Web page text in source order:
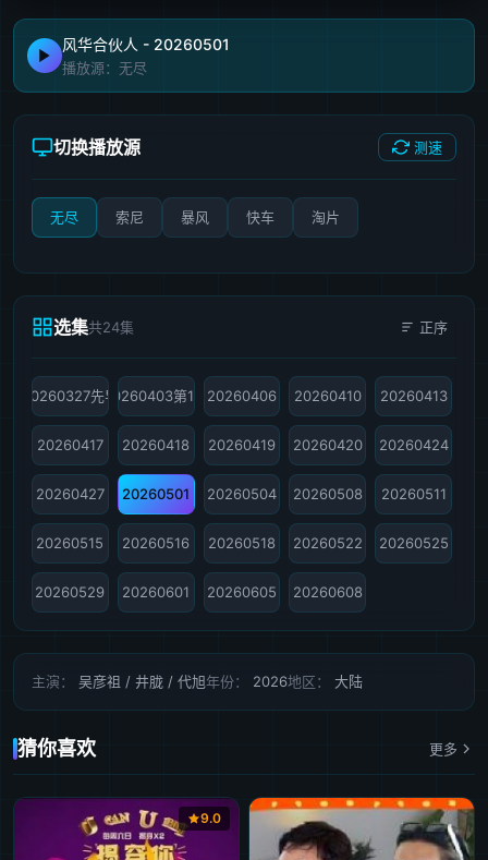
风华合伙人 - 20260501
播放源：无尽
切换播放源 测速
无尽 索尼 暴风 快车 淘片
选集共24集 正序
20260327先导20260403第1期20260406 20260410 20260413
20260417 20260418 20260419 20260420 20260424
20260427 20260501 20260504 20260508 20260511
20260515 20260516 20260518 20260522 20260525
20260529 20260601 20260605 20260608
主演： 吴彦祖 / 井胧 / 代旭年份： 2026地区： 大陆
猜你喜欢 更多
9.0